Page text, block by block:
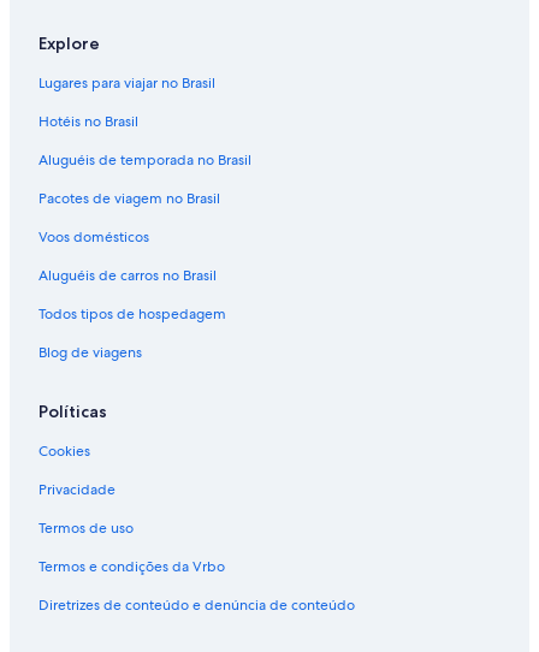
Explore
Lugares para viajar no Brasil
Hotéis no Brasil
Aluguéis de temporada no Brasil
Pacotes de viagem no Brasil
Voos domésticos
Aluguéis de carros no Brasil
Todos tipos de hospedagem
Blog de viagens
Políticas
Cookies
Privacidade
Termos de uso
Termos e condições da Vrbo
Diretrizes de conteúdo e denúncia de conteúdo